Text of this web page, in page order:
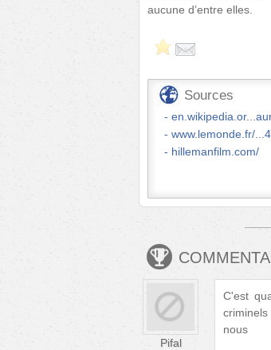
aucune d’entre elles.
Sources
www.lemonde.fr/
hillemanfilm.com/
Pifal
C'est
nous